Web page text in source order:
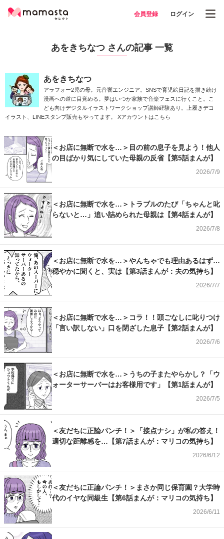
会員登録 ログイン
あをきちなつ さんの記事 一覧
あをきちなつ
アラフォー2児の母。元音響エンジニア。SNSで育児絵日記を描き続け
漫画への道に目覚める。夢はいつか家族で音楽フェスに行くこと。こ
ども向けデジタルイラストワークショップ講師経験あり。上履きデコ
イラスト、LINEスタンプ販売もやってます。 Xアカウントはこちら
＜お店に無断で水を…＞目の前の息子を見よう！他人
の目ばかり気にしていた母親の反省【第5話まんが】
2026/7/9
＜お店に無断で水を…＞トラブルのたび「ちゃんと叱
らないと…」追い詰められた母親は【第4話まんが】
2026/7/8
＜お店に無断で水を…＞やんちゃでも理由あるはず…
穏やかに聞くと、実は【第3話まんが：夫の気持ち】
2026/7/7
＜お店に無断で水を…＞コラ！！頭ごなしに叱りつけ
「言い訳しない」口を閉ざした息子【第2話まんが】
2026/7/6
＜お店に無断で水を…＞うちの子またやらかし？「ウ
ォーターサーバーはお客様用です」【第1話まんが】
2026/7/5
＜友だちに正論パンチ！＞「接点ナシ」が私の答え！
適切な距離感を…【第7話まんが：マリコの気持ち】
2026/6/12
＜友だちに正論パンチ！＞まさか同じ保育園？大学時
代のイヤな同級生【第6話まんが：マリコの気持ち】
2026/6/11